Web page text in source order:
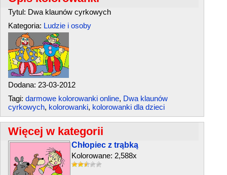
Tytul: Dwa klaunów cyrkowych
Kategoria: Ludzie i osoby
Dodana: 23-03-2012
Tagi: darmowe kolorowanki online, Dwa klaunów
cyrkowych, kolorowanki, kolorowanki dla dzieci
Więcej w kategorii
Chłopiec z trąbką
Kolorowane: 2,588x